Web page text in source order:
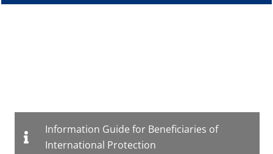
Information Guide for Beneficiaries of
International Protection